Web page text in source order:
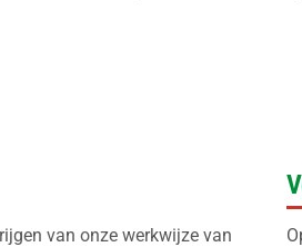
van onze werkwijze van